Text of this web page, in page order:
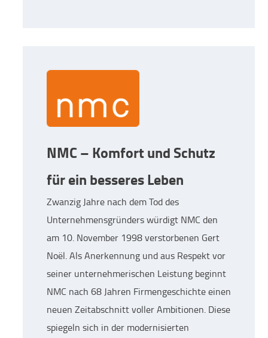
NMC – Komfort und Schutz
für ein besseres Leben
Zwanzig Jahre nach dem Tod des
Unternehmensgründers würdigt NMC den
am 10. November 1998 verstorbenen Gert
Noël. Als Anerkennung und aus Respekt vor
seiner unternehmerischen Leistung beginnt
NMC nach 68 Jahren Firmengeschichte einen
neuen Zeitabschnitt voller Ambitionen. Diese
spiegeln sich in der modernisierten